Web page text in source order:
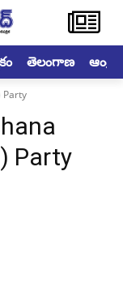
తెలంగాణ
Party
Party